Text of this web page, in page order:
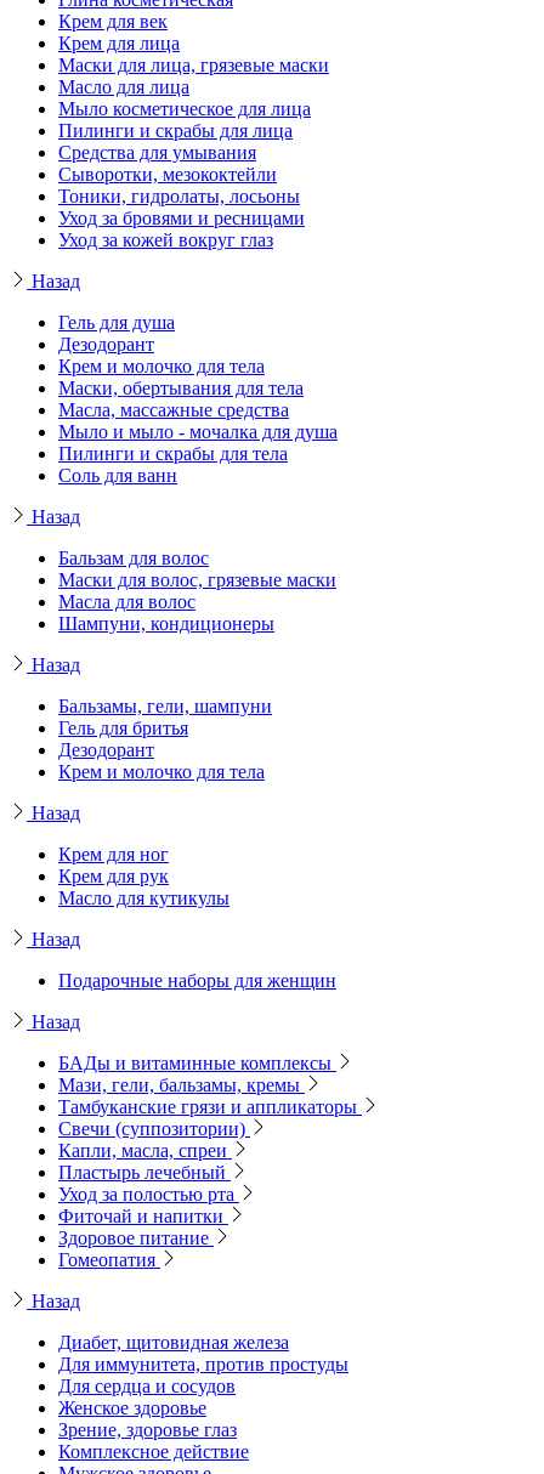
Крем для век
Крем для лица
Маски для лица, грязевые маски
Масло для лица
Мыло косметическое для лица
Пилинги и скрабы для лица
Средства для умывания
Сыворотки, мезококтейли
Тоники, гидролаты, лосьоны
Уход за бровями и ресницами
Уход за кожей вокруг глаз
Назад
Гель для душа
Дезодорант
Крем и молочко для тела
Маски, обертывания для тела
Масла, массажные средства
Мыло и мыло - мочалка для душа
Пилинги и скрабы для тела
Соль для ванн
Назад
Бальзам для волос
Маски для волос, грязевые маски
Масла для волос
Шампуни, кондиционеры
Назад
Бальзамы, гели, шампуни
Гель для бритья
Дезодорант
Крем и молочко для тела
Назад
Крем для ног
Крем для рук
Масло для кутикулы
Назад
Подарочные наборы для женщин
Назад
БАДы и витаминные комплексы
Мази, гели, бальзамы, кремы
Тамбуканские грязи и аппликаторы
Свечи (суппозитории)
Капли, масла, спреи
Пластырь лечебный
Уход за полостью рта
Фиточай и напитки
Здоровое питание
Гомеопатия
Назад
Диабет, щитовидная железа
Для иммунитета, против простуды
Для сердца и сосудов
Женское здоровье
Зрение, здоровье глаз
Комплексное действие